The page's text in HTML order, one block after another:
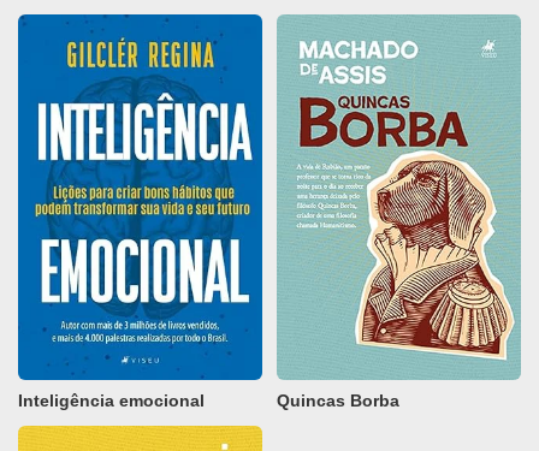
Inteligência emocional Quincas Borba